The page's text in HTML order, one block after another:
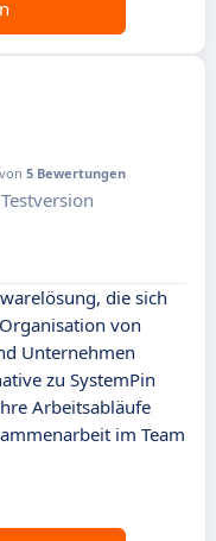
5 Bewertungen
die sich
von
Unternehmen
zu SystemPin
Arbeitsabläufe
im Team